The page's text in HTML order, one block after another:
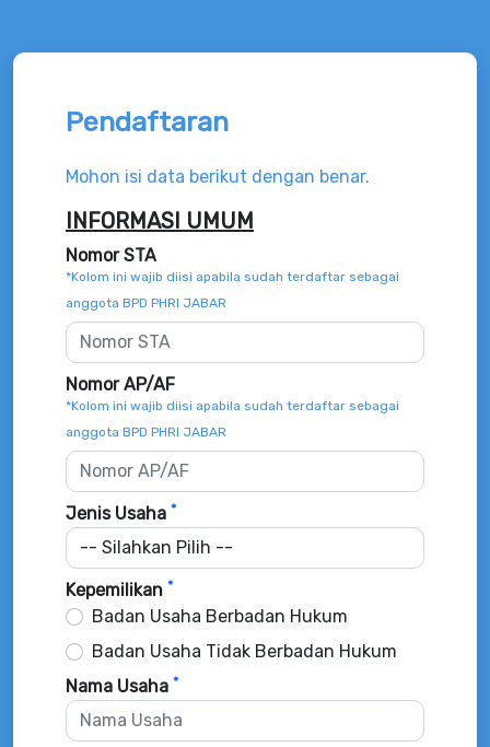
Pendaftaran
Mohon isi data berikut dengan benar.
INFORMASI UMUM
Nomor STA
*Kolom ini wajib diisi apabila sudah terdaftar sebagai
anggota BPD PHRI JABAR
Nomor AP/AF
*Kolom ini wajib diisi apabila sudah terdaftar sebagai
anggota BPD PHRI JABAR
Jenis Usaha *
Kepemilikan *
Badan Usaha Berbadan Hukum
Badan Usaha Tidak Berbadan Hukum
Nama Usaha *